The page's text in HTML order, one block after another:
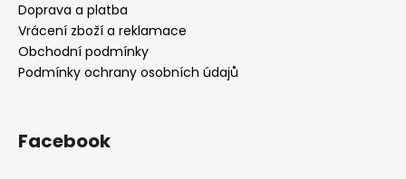
Doprava a platba
Vrácení zboží a reklamace
Obchodní podmínky
Podmínky ochrany osobních údajů
Facebook